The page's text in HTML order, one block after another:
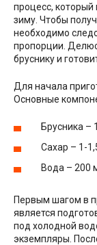
процесс, который
зиму. Чтобы
необходимо
пропорции.
бруснику и
Для начала
Основные
Брусника –
Сахар – 1-
Вода – 200
Первым шагом в
является
под холодной
экземпляры.